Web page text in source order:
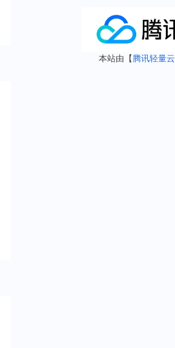
本站由【腾讯轻量云